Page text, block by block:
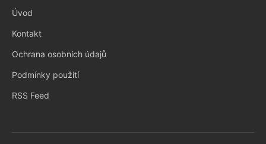
Úvod
Kontakt
Ochrana osobních údajů
Podmínky použití
RSS Feed